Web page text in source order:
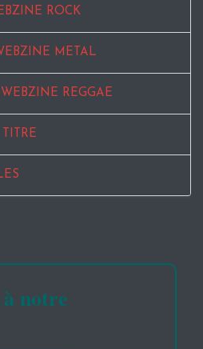
ROCK
METAL
REGGAE
notre